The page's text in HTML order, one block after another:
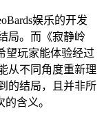
娱乐的开发
局。而《寂静岭
望玩家能体验经过
从不同角度重新理
的结局，且并非所
含义。